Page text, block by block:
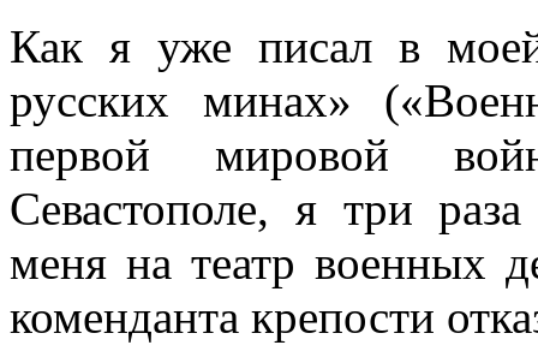
Как я уже писал в
русских минах»
первой мировой
Севастополе, я три
меня на театр военных
коменданта крепости